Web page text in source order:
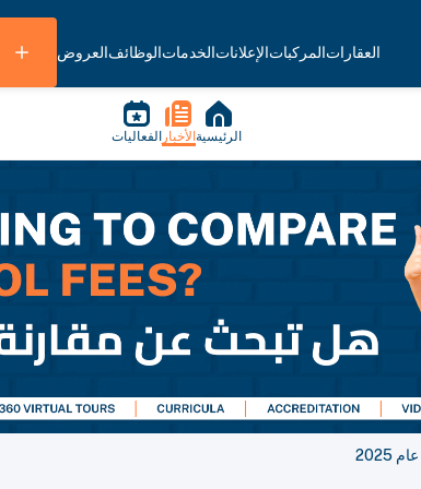
العقاراتالمركباتالإعلاناتالخدماتالوظائفالعروض
الرئيسية الأخبار الفعاليات